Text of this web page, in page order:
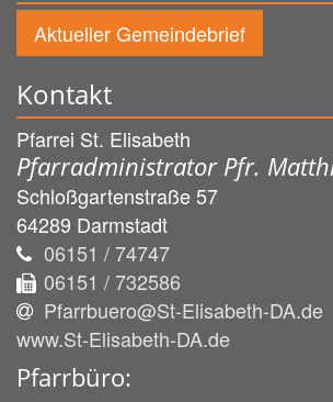
Aktueller Gemeindebrief
Kontakt
Pfarrei St. Elisabeth
Pfarradministrator Pfr.
Schloßgartenstraße 57
64289 Darmstadt
06151 / 74747
06151 / 732586
Pfarrbuero@St-Elisabeth-DA.de
www.St-Elisabeth-DA.de
Pfarrbüro: